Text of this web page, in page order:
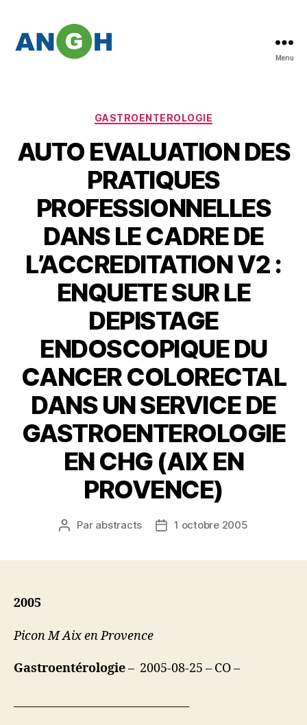
Menu
Catégories
GASTROENTEROLOGIE
AUTO EVALUATION DES
PRATIQUES
PROFESSIONNELLES
DANS LE CADRE DE
L’ACCREDITATION V2 :
ENQUETE SUR LE
DEPISTAGE
ENDOSCOPIQUE DU
CANCER COLORECTAL
DANS UN SERVICE DE
GASTROENTEROLOGIE
EN CHG (AIX EN
PROVENCE)
Auteur
Par abstracts
Date1 octobre 2005
2005
Picon M Aix en Provence
Gastroentérologie– 2005-08-25 – CO –